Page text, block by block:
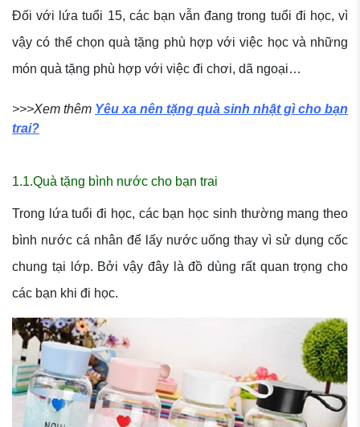
Đối với lứa tuổi 15, các bạn vẫn đang trong tuổi đi học, vì
vậy có thể chọn quà tặng phù hợp với việc học và những
món quà tặng phù hợp với việc đi chơi, dã ngoại…
>>>Xem thêm Yêu xa nên tặng quà sinh nhật gì cho bạn
trai?
1.1.Quà tặng bình nước cho bạn trai
Trong lứa tuổi đi học, các bạn học sinh thường mang theo
bình nước cá nhân để lấy nước uống thay vì sử dụng cốc
chung tại lớp. Bởi vậy đây là đồ dùng rất quan trọng cho
các bạn khi đi học.